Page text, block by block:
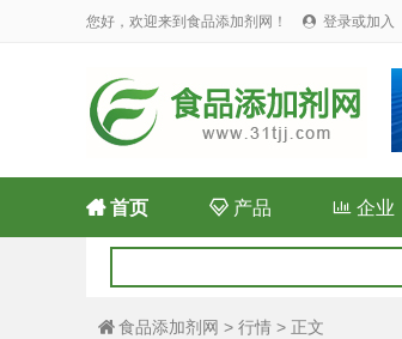
您好，欢迎来到食品添加剂网！  登录或加入
首页 产品 企业
 食品添加剂网 > 行情 > 正文